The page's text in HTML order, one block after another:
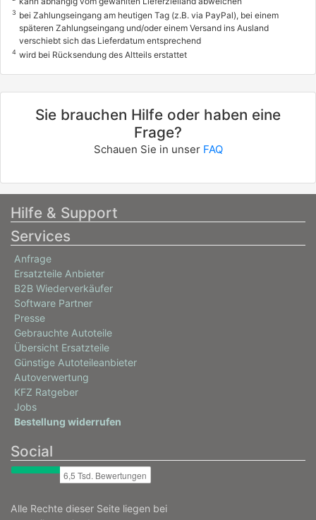
3 bei Zahlungseingang am heutigen Tag (z.B. via PayPal), bei einem
späteren Zahlungseingang und/oder einem Versand ins Ausland
verschiebt sich das Lieferdatum entsprechend
4 wird bei Rücksendung des Altteils erstattet
Sie brauchen Hilfe oder haben eine
Frage?
Schauen Sie in unser FAQ
Hilfe & Support
Services
Anfrage
Ersatzteile Anbieter
B2B Wiederverkäufer
Software Partner
Presse
Gebrauchte Autoteile
Übersicht Ersatzteile
Günstige Autoteileanbieter
Autoverwertung
KFZ Ratgeber
Jobs
Bestellung widerrufen
Social
Alle Rechte dieser Seite liegen bei